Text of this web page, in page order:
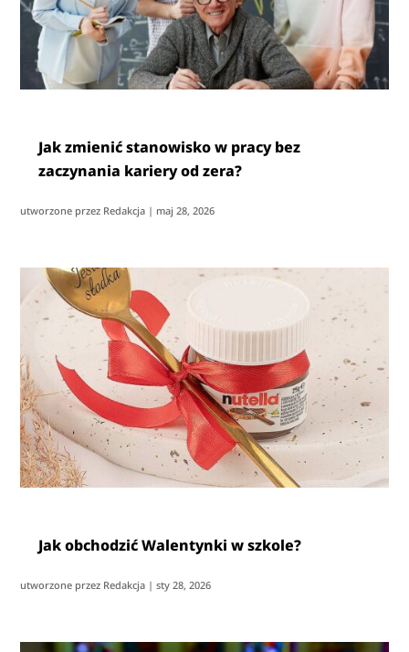
Jak zmienić stanowisko w pracy bez
zaczynania kariery od zera?
utworzone przez Redakcja | maj 28, 2026
Jak obchodzić Walentynki w szkole?
utworzone przez Redakcja |sty 28, 2026